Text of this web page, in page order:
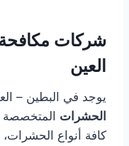
شركات
العين
يوجد في البطين –
الحشرات المتخصصة
كافة أنواع